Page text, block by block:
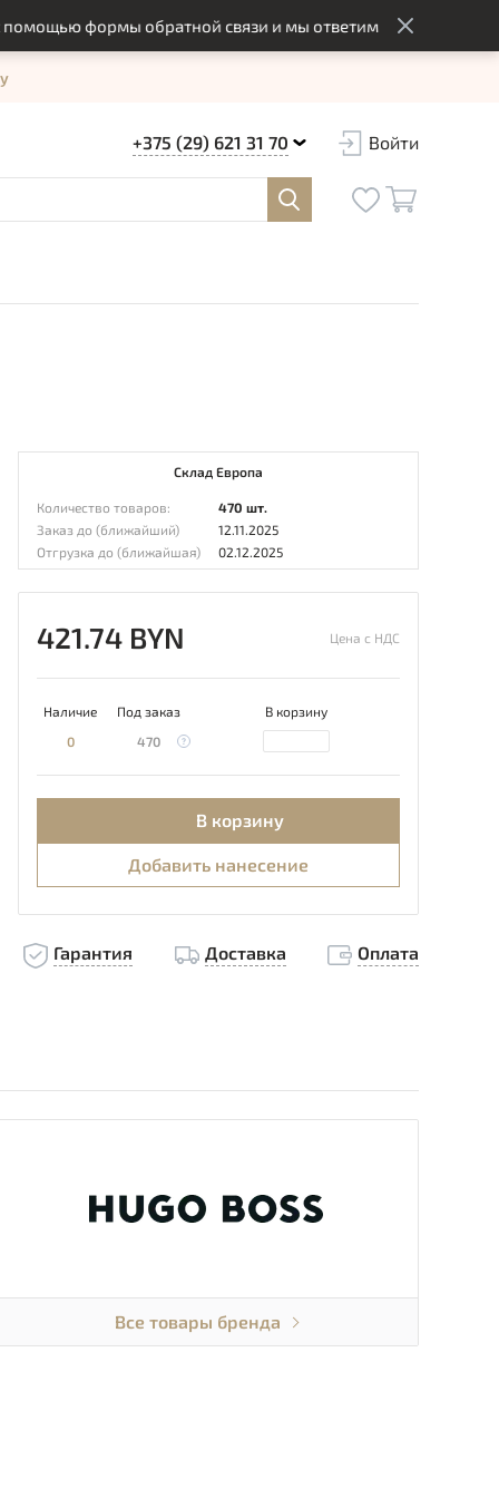
формы обратной связи и мы ответим вам в оптимальный
+375 (29) 621 31 70 Войти
Склад Европа
Количество товаров:
470 шт.
Заказ до (ближайший)
12.11.2025
Отгрузка до (ближайшая)
02.12.2025
421.74 BYN Цена с НДС
Наличие Под заказ
В корзину
0
470
В корзину
Добавить нанесение
Гарантия Доставка Оплата
Все товары бренда